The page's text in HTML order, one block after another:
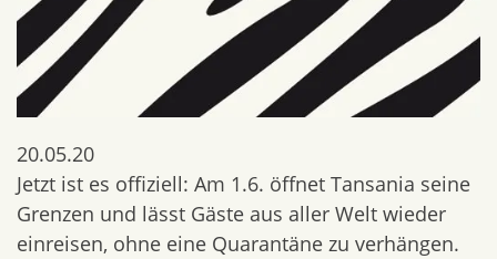
20.05.20
Jetzt ist es offiziell: Am 1.6. öffnet Tansania seine
Grenzen und lässt Gäste aus aller Welt wieder
einreisen, ohne eine Quarantäne zu verhängen.